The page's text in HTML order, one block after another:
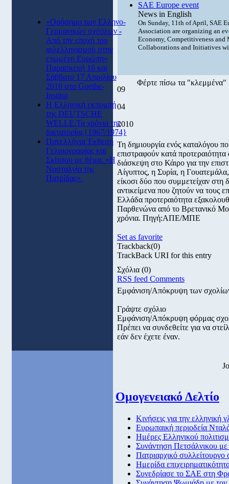
«Ορόσημο των Ελληνο-
Γερμανικών σχέσεων -
Από την εποχή του
φιλελληνισμού στην
ενωμένη Ευρώπη»
Παρασκευή 16 και
Σάββατο 17 Απριλίου
2010 στο Goethe-
Institut
Η Ελληνική εκπομπή
της DEUTSCHE
WELLE:Τα χρόνια της
δικτατορίας{1967/1974}
Πανελλήνια Έκθεση
Γελοιογραφίας και
Σκίτσου με θέμα: «Η
Νοσταλγία της
Πατρίδας».
SAE Europe event
News in English
On Sunday, 11th of April, SAE
Association are organizing an
Economy, Competitiveness
Collaborations and Initiatives
09
04
2010
Φέρτε πίσω τα "κλεμμένα"
Τη δημιουργία ενός καταλόγου
επιστραφούν κατά
διάσκεψη στο Κάιρο για την
Αίγυπτος, η Συρία, η
είκοσι δύο που συμμετείχαν στη
αντικείμενα που ζητούν να τους
Ελλάδα προτεραιότητα
Παρθενώνα από το Βρετανικό
χρόνια. Πηγή:ΑΠΕ/ΜΠΕ
Set as favorite
Trackback(0)
TrackBack URI for this entry
Σχόλια (0)
RSS feed Comments
Εμφάνιση/Απόκρυψη των
Γράψτε σχόλιο
Εμφάνιση/Απόκρυψη φόρμας
Πρέπει να συνδεθείτε για να
εάν δεν έχετε έναν.
Ομογενειακό Δελτίο
Κινήσεις για την
Ευρωπαική περιοδεία
Ημέρες Ελληνικού
Συνάντηση Πετσάλνικου
Πατριαρχικό συλλείτουργο
Hμερίδα
Συνεδρίασε το ΣΑΕ στη